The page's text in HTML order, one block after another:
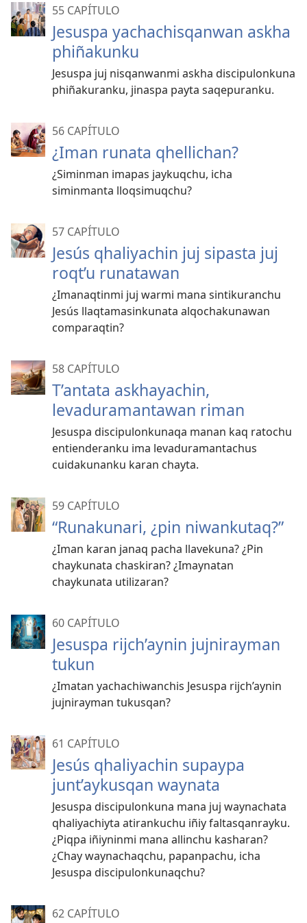
55 CAPÍTULO
Jesuspa yachachisqanwan askha
phiñakunku
Jesuspa juj nisqanwanmi askha discipulonkuna
phiñakuranku, jinaspa payta saqepuranku.
56 CAPÍTULO
¿Iman runata qhellichan?
¿Siminman imapas jaykuqchu, icha
siminmanta lloqsimuqchu?
57 CAPÍTULO
Jesús qhaliyachin juj sipasta juj
roqt’u runatawan
¿Imanaqtinmi juj warmi mana sintikuranchu
Jesús llaqtamasinkunata alqochakunawan
comparaqtin?
58 CAPÍTULO
T’antata askhayachin,
levaduramantawan riman
Jesuspa discipulonkunaqa manan kaq ratochu
entienderanku ima levaduramantachus
cuidakunanku karan chayta.
59 CAPÍTULO
“Runakunari, ¿pin niwankutaq?”
¿Iman karan janaq pacha llavekuna? ¿Pin
chaykunata chaskiran? ¿Imaynatan
chaykunata utilizaran?
60 CAPÍTULO
Jesuspa rijch’aynin jujnirayman
tukun
¿Imatan yachachiwanchis Jesuspa rijch’aynin
jujnirayman tukusqan?
61 CAPÍTULO
Jesús qhaliyachin supaypa
junt’aykusqan waynata
Jesuspa discipulonkuna mana juj waynachata
qhaliyachiyta atirankuchu iñiy faltasqanrayku.
¿Piqpa iñiyninmi mana allinchu kasharan?
¿Chay waynachaqchu, papanpachu, icha
Jesuspa discipulonkunaqchu?
62 CAPÍTULO